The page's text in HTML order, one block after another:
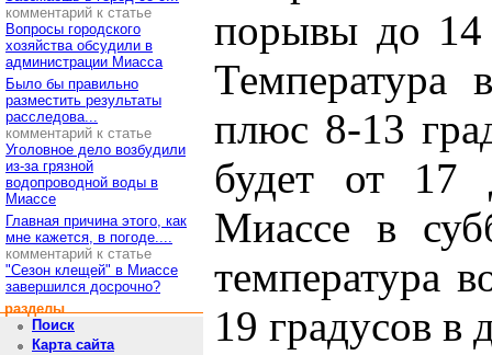
комментарий к статье
Вопросы городского
хозяйства обсудили в
администрации Миасса
Было бы правильно
разместить результаты
расследова...
комментарий к статье
Уголовное дело возбудили
из-за грязной
водопроводной воды в
Миассе
Главная причина этого, как
мне кажется, в погоде....
комментарий к статье
"Сезон клещей" в Миассе
завершился досрочно?
разделы
Поиск
Карта сайта
порывы до 14
Температура
плюс 8-13
будет от 17
Миассе в
температура
19 градусов в